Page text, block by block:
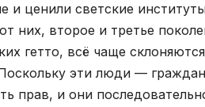
и ценили светские
них, второе и третье
гетто, всё чаще
эти люди —
прав, и они